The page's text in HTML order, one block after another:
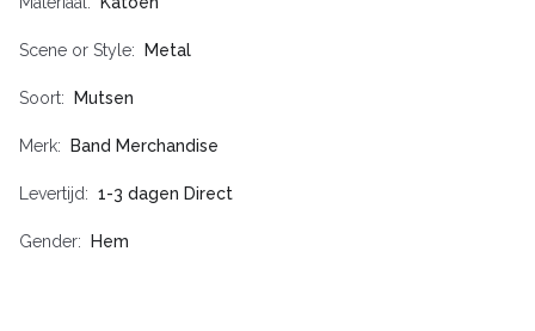
Scene or Style Metal
Soort Mutsen
Merk Band Merchandise
Levertijd 1-3 dagen Direct
Gender Hem